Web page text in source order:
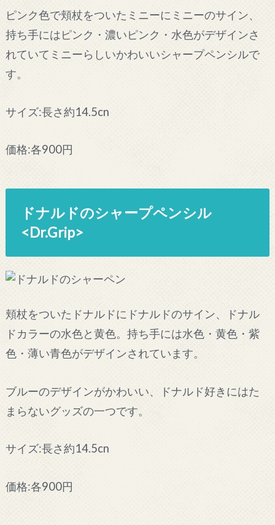
ピンク色で頬杖をついたミニーにミニーのサイン、
持ち手にはピンク・濃いピンク・水色がデザインさ
れていてミニーらしいかわいいシャープペンシルで
す。
サイズ:長さ約14.5cn
価格:各900円
ドナルドのシャープペンシル
<Dr.Grip>
頬杖をついたドナルドにドナルドのサイン、ドナル
ドカラーの水色と黄色。持ち手には水色・黄色・紫
色・薄い青色がデザインされています。
ブルーのデザインがかわいい、ドナルド好きにはた
まらないグッズの一つです。
サイズ:長さ約14.5cn
価格:各900円